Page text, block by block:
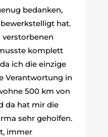
bedanken,
hat.
komplett
ich die einzige
Verantwortung in
500 km von
da hat mir die
sehr geholfen.
immer